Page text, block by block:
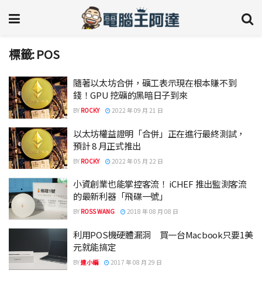
標籤:POS
隨著以太坊合併，礦工表示現在根本賺不到
錢！GPU 挖礦的黑暗日子到來
BY ROCKY 2022 年 09 月 21 日
以太坊權益證明「合併」正在進行最終測試，
預計 8 月正式推出
BY ROCKY 2022 年 05 月 22 日
小資創業也能掌控客流！ iCHEF 推出監測客流
的最新利器「飛碟一號」
BY ROSS WANG 2018 年 08 月 08 日
利用POS機硬體漏洞 買一台Macbook只要1美
元就能搞定
BY達小編 2017 年 08 月 29 日